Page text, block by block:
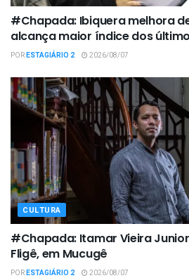
#Chapada: Ibiquera melhora
alcança maior índice dos
PORESTAGIÁRIO 2 2026/08/07
CULTURA
#Chapada: Itamar Vieira
Fligê, em Mucugê
PORESTAGIÁRIO 2 2026/08/07